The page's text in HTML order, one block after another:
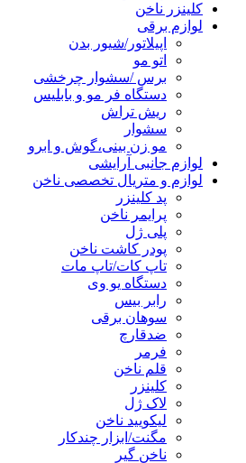
کلینزر ناخن
لوازم برقی
اپیلاتور/شیور بدن
اتو مو
برس /سشوار چرخشی
دستگاه فر مو و بابلیس
ریش تراش
سشوار
مو زن بینی،گوش و ابرو
لوازم جانبی آرایشی
لوازم و متریال تخصصی ناخن
پد کلینزر
پرایمر ناخن
پلی ژل
پودر کاشت ناخن
تاپ کات/تاپ مات
دستگاه یو وی
رابر بیس
سوهان برقی
ضدقارچ
فرمر
قلم ناخن
کلینزر
لاک ژل
لیکوييد ناخن
مگنت/ابزار چندکار
ناخن گیر